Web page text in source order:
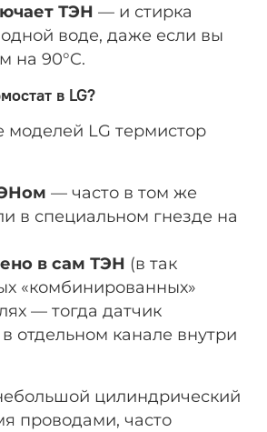
ТЭН — и стирка
воде, даже если вы
на 90°C.
в LG?
моделей LG термистор
— часто в том же
в специальном гнезде на
в сам ТЭН (в так
«комбинированных»
— тогда датчик
отдельном канале внутри
цилиндрический
проводами, часто